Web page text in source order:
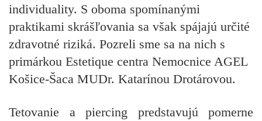
individuality. S oboma spomínanými
praktikami skrášľovania sa však spájajú určité
zdravotné riziká. Pozreli sme sa na nich s
primárkou Estetique centra Nemocnice AGEL
Košice-Šaca MUDr. Katarínou Drotárovou.
Tetovanie a piercing predstavujú pomerne